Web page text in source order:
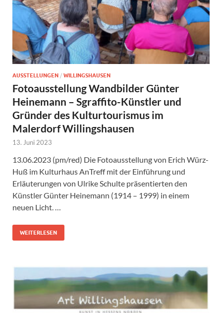
AUSSTELLUNGEN / WILLINGSHAUSEN
Fotoausstellung Wandbilder Günter
Heinemann – Sgraffito-Künstler und
Gründer des Kulturtourismus im
Malerdorf Willingshausen
13. Juni 2023
13.06.2023 (pm/red) Die Fotoausstellung von Erich Würz-
Huß im Kulturhaus AnTreff mit der Einführung und
Erläuterungen von Ulrike Schulte präsentierten den
Künstler Günter Heinemann (1914 – 1999) in einem
neuen Licht. …
WEITERLESEN